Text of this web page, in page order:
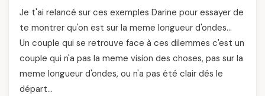
Je t'ai relancé sur ces exemples Darine pour essayer de
te montrer qu'on est sur la meme longueur d'ondes…
Un couple qui se retrouve face à ces dilemmes c'est un
couple qui n'a pas la meme vision des choses, pas sur la
meme longueur d'ondes, ou n'a pas été clair dés le
départ…